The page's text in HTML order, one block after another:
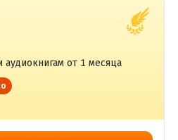
аудиокнигам от 1 месяца